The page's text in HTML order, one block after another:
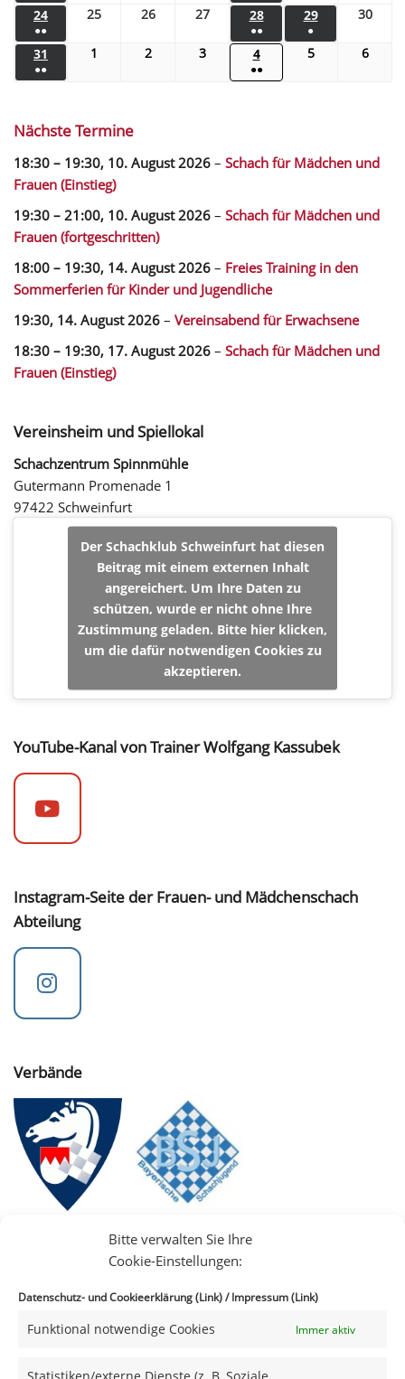
Bitte verwalten Sie Ihre
Cookie-Einstellungen:
Datenschutz- und Cookieerklärung (Link)/Impressum (Link)
Funktional notwendige Cookies Immer aktiv
24
●●
25 26 27 28
●●
29
●
30
31
●●
1 2 3 4
●●
5 6
Nächste Termine
18:30 – 19:30, 10. August 2026 – Schach für Mädchen und
Frauen (Einstieg)
19:30 – 21:00, 10. August 2026 – Schach für Mädchen und
Frauen (fortgeschritten)
18:00 – 19:30, 14. August 2026 – Freies Training in den
Sommerferien für Kinder und Jugendliche
19:30, 14. August 2026 – Vereinsabend für Erwachsene
18:30 – 19:30, 17. August 2026 – Schach für Mädchen und
Frauen (Einstieg)
Vereinsheim und Spiellokal
Schachzentrum Spinnmühle
Gutermann Promenade 1
97422 Schweinfurt
Der Schachklub Schweinfurt hat diesen
Beitrag mit einem externen Inhalt
angereichert. Um Ihre Daten zu
schützen, wurde er nicht ohne Ihre
Zustimmung geladen. Bitte hier klicken,
um die dafür notwendigen Cookies zu
akzeptieren.
YouTube-Kanal von Trainer Wolfgang Kassubek
Instagram-Seite der Frauen- und Mädchenschach
Abteilung
Verbände